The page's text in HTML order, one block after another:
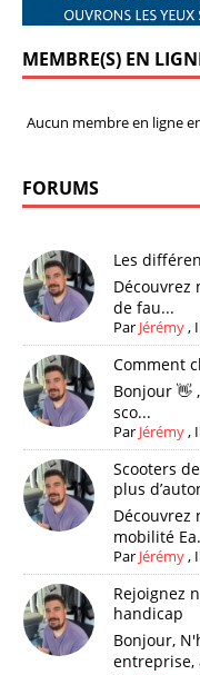
MEMBRE(S) EN
Aucun membre en ligne
FORUMS
Les
de fau...
Par Jérémy,
Comment
Bonjour 👋
sco...
Par Jérémy,
Scooters
plus
Découvrez
mobilité
Par Jérémy,
Rejoignez
handicap
Bonjour,
entreprise,